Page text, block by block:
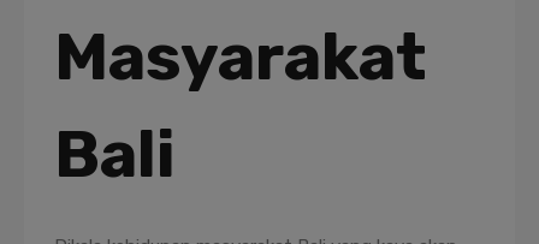
Masyarakat
Bali